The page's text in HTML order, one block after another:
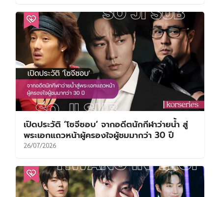
เปิดประวัติ ‘โซจีซอบ’ จากอดีตนักกีฬาว่ายน้ำ สู่
พระเอกแถวหน้าผู้ครองใจผู้ชมมากว่า 30 ปี
26/07/2026